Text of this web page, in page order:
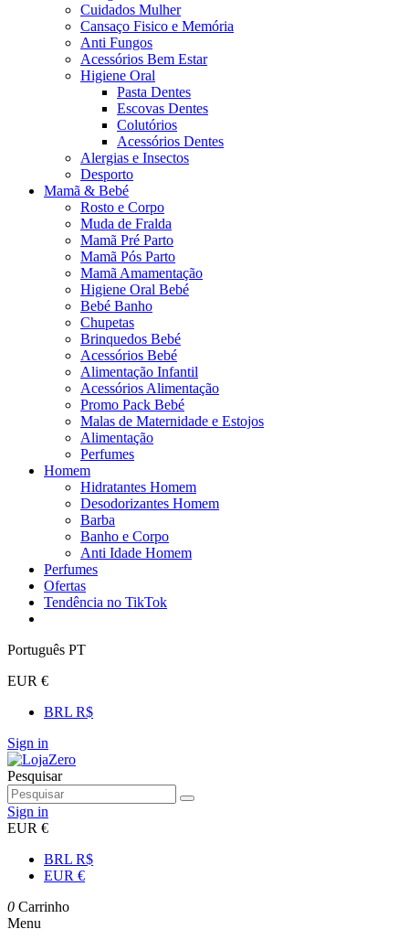
Cuidados Mulher
Cansaço Fisico e Memória
Anti Fungos
Acessórios Bem Estar
Higiene Oral
Pasta Dentes
Escovas Dentes
Colutórios
Acessórios Dentes
Alergias e Insectos
Desporto
Mamã & Bebé
Rosto e Corpo
Muda de Fralda
Mamã Pré Parto
Mamã Pós Parto
Mamã Amamentação
Higiene Oral Bebé
Bebé Banho
Chupetas
Brinquedos Bebé
Acessórios Bebé
Alimentação Infantil
Acessórios Alimentação
Promo Pack Bebé
Malas de Maternidade e Estojos
Alimentação
Perfumes
Homem
Hidratantes Homem
Desodorizantes Homem
Barba
Banho e Corpo
Anti Idade Homem
Perfumes
Ofertas
Tendência no TikTok
Português PT
EUR €
BRL R$
Sign in
Pesquisar
Sign in
EUR €
BRL R$
EUR €
0 Carrinho
Menu